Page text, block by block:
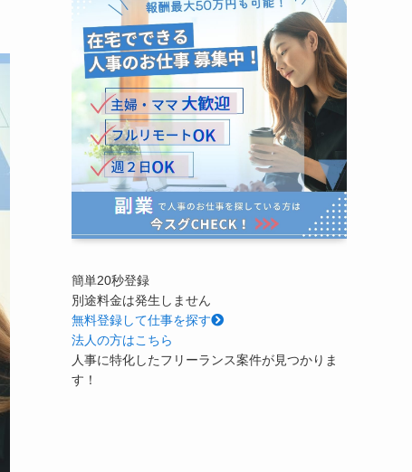
簡単20秒登録
別途料金は発生しません
無料登録して仕事を探す
法人の方はこちら
人事に特化したフリーランス案件が見つかりま
す！